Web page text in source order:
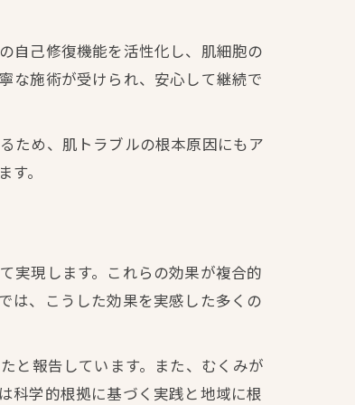
自己修復機能を活性化し、肌細胞の
な施術が受けられ、安心して継続で
ため、肌トラブルの根本原因にもア
。
実現します。これらの効果が複合的
は、こうした効果を実感した多くの
と報告しています。また、むくみが
科学的根拠に基づく実践と地域に根